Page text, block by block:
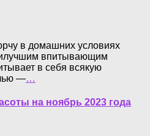
в домашних условиях
впитывающим
в себя всякую
—…
на ноябрь 2023 года